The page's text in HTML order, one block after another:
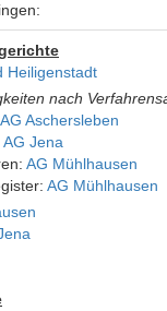
Heiligenstadt
nach
AG Aschersleben
AG Jena
AG Mühlhausen
AG Mühlhausen